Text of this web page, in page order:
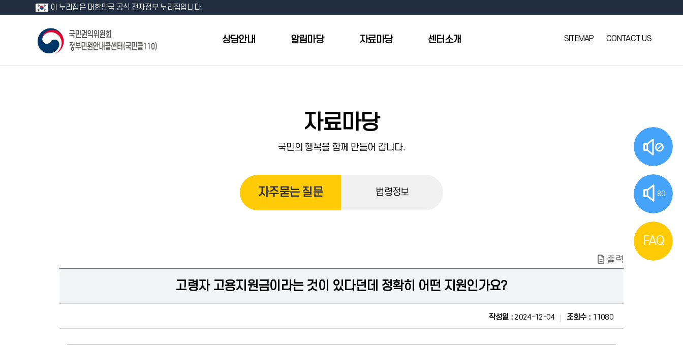
이 누리집은 대한민국 공식 전자정부 누리집입니다.
상담안내 알림마당 자료마당 센터소개 SITEMAP CONTACT US
80
FAQ
자료마당
국민의 행복을 함께 만들어 갑니다.
자주묻는 질문 법령정보
출력
고령자 고용지원금이라는 것이 있다던데 정확히 어떤 지원인가요?
작성일 :2024-12-04 조회수 : 11080